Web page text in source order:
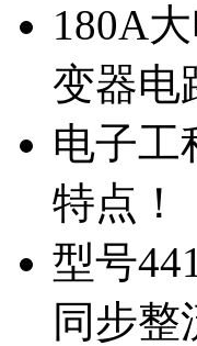
180A
变器电
电子工
特点！
型号
同步整